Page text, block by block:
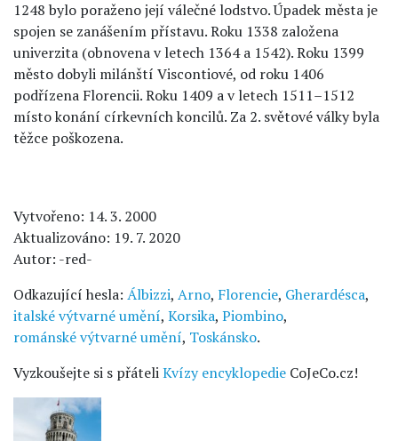
1248 bylo poraženo její válečné lodstvo. Úpadek města je
spojen se zanášením přístavu. Roku 1338 založena
univerzita (obnovena v letech 1364 a 1542). Roku 1399
město dobyli milánští Viscontiové, od roku 1406
podřízena Florencii. Roku 1409 a v letech 1511–1512
místo konání církevních koncilů. Za 2. světové války byla
těžce poškozena.
Vytvořeno: 14. 3. 2000
Aktualizováno: 19. 7. 2020
Autor: -red-
Odkazující hesla: Álbizzi, Arno, Florencie, Gherardésca,
italské výtvarné umění, Korsika, Piombino,
románské výtvarné umění, Toskánsko.
Vyzkoušejte si s přáteliKvízy encyklopedie CoJeCo.cz!